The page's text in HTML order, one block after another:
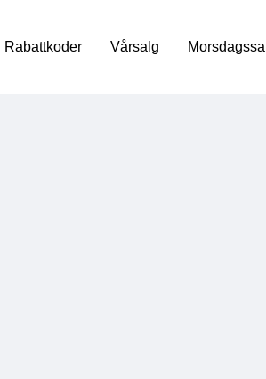
Rabattkoder Vårsalg